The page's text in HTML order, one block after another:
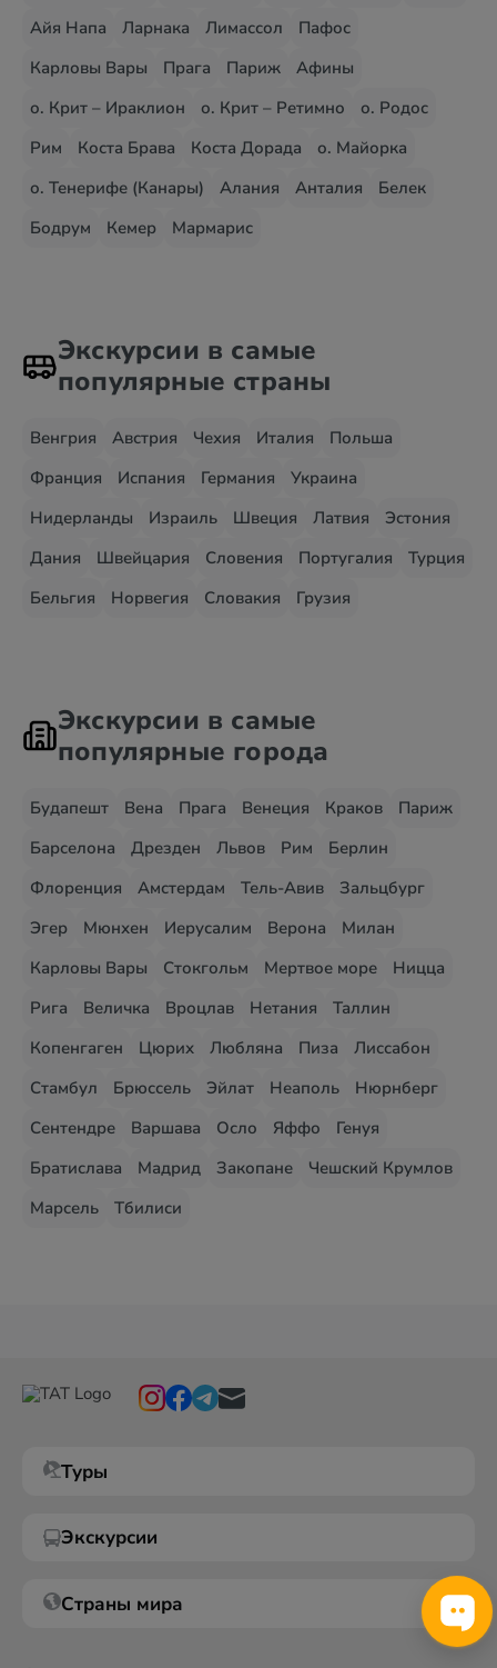
Айя Напа
Ларнака Лимассол
Пафос
Карловы Вары
Прага Париж
Афины
о. Крит – Ираклион
о. Крит – Ретимно
о. Родос
Рим
Коста Брава Коста Дорада
о. Майорка
о. Тенерифе (Канары)
Алания Анталия
Белек
Бодрум
Кемер Мармарис
Экскурсии в самые
популярные страны
Венгрия Австрия Чехия Италия
Польша
Франция
Испания Германия
Украина
Нидерланды
Израиль Швеция Латвия
Эстония
Дания
Швейцария Словения Португалия
Турция
Бельгия
Норвегия Словакия Грузия
Экскурсии в самые
популярные города
Будапешт Вена Прага Венеция Краков
Париж
Барселона
Дрезден Львов Рим
Берлин
Флоренция
Амстердам Тель-Авив
Зальцбург
Эгер
Мюнхен Иерусалим Верона
Милан
Карловы Вары
Стокгольм Мертвое море
Ницца
Рига
Величка Вроцлав Нетания
Таллин
Копенгаген
Цюрих Любляна Пиза
Лиссабон
Стамбул
Брюссель Эйлат Неаполь
Нюрнберг
Сентендре
Варшава Осло Яффо
Генуя
Братислава
Мадрид Закопане
Чешский Крумлов
Марсель
Тбилиси
Туры
Экскурсии
Страны мира